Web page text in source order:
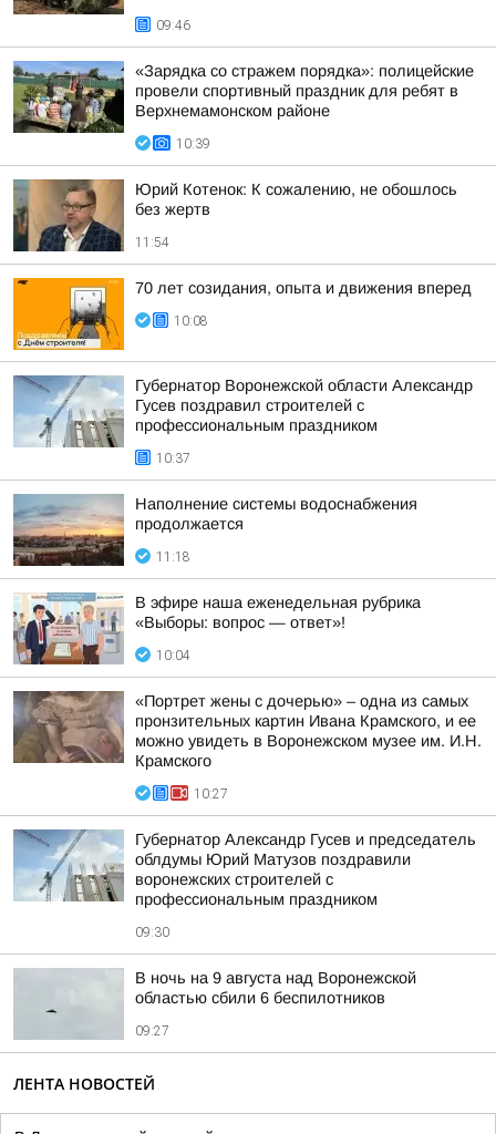
09:46
«Зарядка со стражем порядка»: полицейские
провели спортивный праздник для ребят в
Верхнемамонском районе
10:39
Юрий Котенок: К сожалению, не обошлось
без жертв
11:54
70 лет созидания, опыта и движения вперед
10:08
Губернатор Воронежской области Александр
Гусев поздравил строителей с
профессиональным праздником
10:37
Наполнение системы водоснабжения
продолжается
11:18
В эфире наша еженедельная рубрика
«Выборы: вопрос — ответ»!
10:04
«Портрет жены с дочерью» – одна из самых
пронзительных картин Ивана Крамского, и ее
можно увидеть в Воронежском музее им. И.Н.
Крамского
10:27
Губернатор Александр Гусев и председатель
облдумы Юрий Матузов поздравили
воронежских строителей с
профессиональным праздником
09:30
В ночь на 9 августа над Воронежской
областью сбили 6 беспилотников
09:27
ЛЕНТА НОВОСТЕЙ